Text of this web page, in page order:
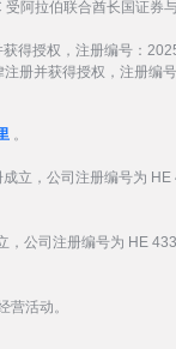
阿拉伯联合酋长国证券
得授权，注册编号：
册并获得授权，注册编
。
立，公司注册编号为
，公司注册编号为 HE
营活动。